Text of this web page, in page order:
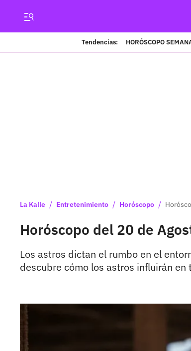
Tendencias: HORÓSCOPO
La Kalle / Entretenimiento / Horóscopo /
Horóscopo del 20 de
Los astros dictan el rumbo en el
descubre cómo los astros influirán